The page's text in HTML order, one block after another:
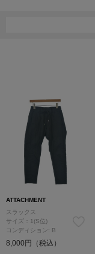
ATTACHMENT
スラックス
サイズ：1(S位)
コンディション: B
8,000円（税込）